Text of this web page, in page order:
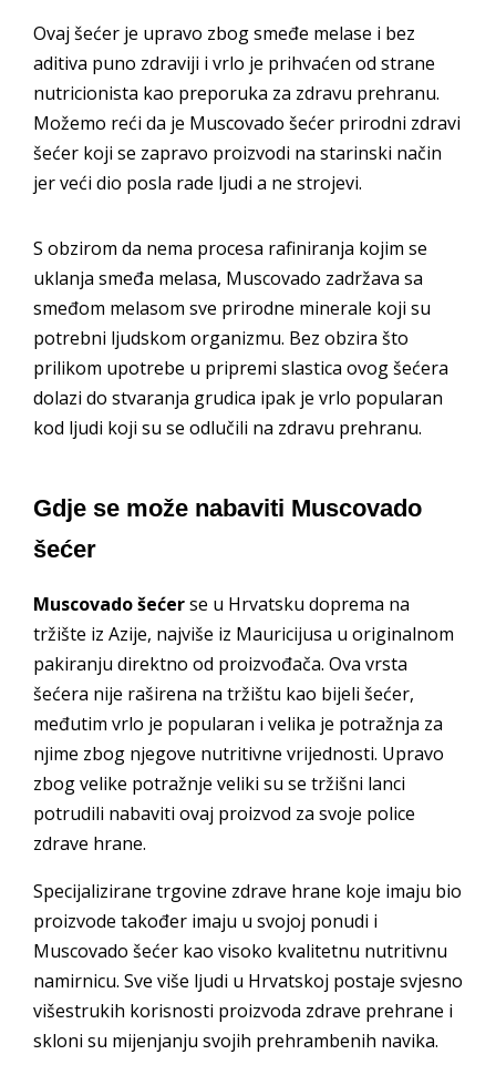
Ovaj šećer je upravo zbog smeđe melase i bez
aditiva puno zdraviji i vrlo je prihvaćen od strane
nutricionista kao preporuka za zdravu prehranu.
Možemo reći da je Muscovado šećer prirodni zdravi
šećer koji se zapravo proizvodi na starinski način
jer veći dio posla rade ljudi a ne strojevi.
S obzirom da nema procesa rafiniranja kojim se
uklanja smeđa melasa, Muscovado zadržava sa
smeđom melasom sve prirodne minerale koji su
potrebni ljudskom organizmu. Bez obzira što
prilikom upotrebe u pripremi slastica ovog šećera
dolazi do stvaranja grudica ipak je vrlo popularan
kod ljudi koji su se odlučili na zdravu prehranu.
Gdje se može nabaviti Muscovado
šećer
Muscovado šećerse u Hrvatsku doprema na
tržište iz Azije, najviše iz Mauricijusa u originalnom
pakiranju direktno od proizvođača. Ova vrsta
šećera nije raširena na tržištu kao bijeli šećer,
međutim vrlo je popularan i velika je potražnja za
njime zbog njegove nutritivne vrijednosti. Upravo
zbog velike potražnje veliki su se tržišni lanci
potrudili nabaviti ovaj proizvod za svoje police
zdrave hrane.
Specijalizirane trgovine zdrave hrane koje imaju bio
proizvode također imaju u svojoj ponudi i
Muscovado šećer kao visoko kvalitetnu nutritivnu
namirnicu. Sve više ljudi u Hrvatskoj postaje svjesno
višestrukih korisnosti proizvoda zdrave prehrane i
skloni su mijenjanju svojih prehrambenih navika.